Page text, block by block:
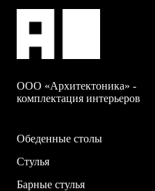
ООО «Архитектоника» -
комплектация интерьеров
Обеденные столы
Стулья
Барные стулья